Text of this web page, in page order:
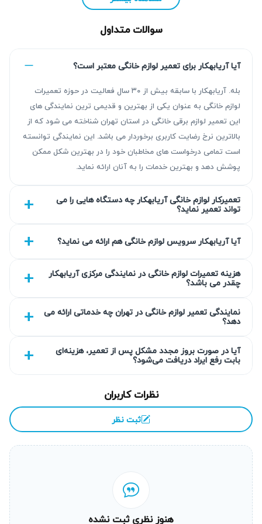
چرا تعمیر آبسردکن هیوندای ضروری است؟
تعمیر به موقع آبسردکن هیوندای اهمیت زیادی دارد زیرا
تعمیرات آبسردکن هیوندای را پیچیده‌تر و هزینه‌بر می‌کند. استفاده
می‌کند که دستگاه شما در اسرع وقت و با هزینه تعمیر آبسردکن
جلوگیری می‌شود.
اگر مشکلاتی مانند تنظیمات اشتباه یا خطاهای سنسوری دریابید و
این ضعف‌ها به خرابی قطعات اصلی منجر شده و نهایتاً هزینه
هیوندای در آریابهکار با تجربه، همین مشکلات را سریع شناسایی و
رفع می‌کند تا تعرفه تعمیر آبسردکن هیوندای به حداقل ممکن
برسد.
احتمال از کار افتادن کامل دستگاه
ادامه استفاده از دستگاه معیوب باعث فشار مضاعف بر
بخش‌های حساس آبسردکن هیوندای می‌شود که در نهایت ممکن
است تعمیرات دیگر مقرون به صرفه نباشد و نیازمند تعویض
سوالات متداول
آیا آریابهکار برای تعمیر لوازم خانگی معتبر است؟
بله. آریابهکار با سابقه بیش از ۳۰ سال فعالیت در حوزه تعمیرات
لوازم خانگی به عنوان یکی از بهترین و قدیمی ترین نمایندگی های
این تعمیر لوازم برقی خانگی در استان تهران شناخته می شود که از
بالاترین نرخ رضایت کاربری برخوردار می باشد. این نمایندگی توانسته
است تمامی درخواست های مخاطبان خود را در بهترین شکل ممکن
پوشش دهد و بهترین خدمات را به آنان ارائه نماید.
تعمیرکار لوازم خانگی آریابهکار چه دستگاه هایی را می
تواند تعمیر نماید؟
آیا آریابهکار سرویس لوازم خانگی هم ارائه می نماید؟
هزینه تعمیرات لوازم خانگی در نمایندگی مرکزی آریابهکار
چقدر می باشد؟
نمایندگی تعمیر لوازم خانگی در تهران چه خدماتی ارائه می
دهد؟
آیا در صورت بروز مجدد مشکل پس از تعمیر، هزینه‌ای
بابت رفع ایراد دریافت می‌شود؟
نظرات کاربران
ثبت نظر
هنوز نظری ثبت نشده